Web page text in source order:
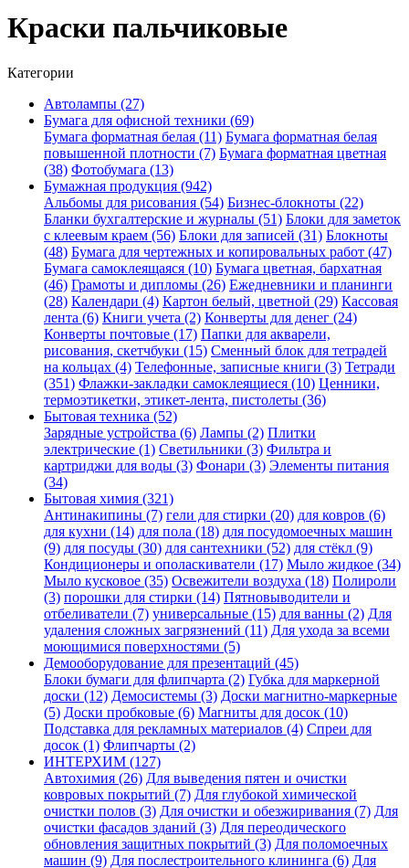
Краски пальчиковые
Категории
Автолампы (27)
Бумага для офисной техники (69)
Бумага форматная белая (11) Бумага форматная белая
повышенной плотности (7) Бумага форматная цветная
(38) Фотобумага (13)
Бумажная продукция (942)
Альбомы для рисования (54) Бизнес-блокноты (22)
Бланки бухгалтерские и журналы (51) Блоки для заметок
с клеевым краем (56) Блоки для записей (31) Блокноты
(48) Бумага для чертежных и копировальных работ (47)
Бумага самоклеящаяся (10) Бумага цветная, бархатная
(46) Грамоты и дипломы (26) Ежедневники и планинги
(28) Календари (4) Картон белый, цветной (29) Кассовая
лента (6) Книги учета (2) Конверты для денег (24)
Конверты почтовые (17) Папки для акварели,
рисования, скетчбуки (15) Сменный блок для тетрадей
на кольцах (4) Телефонные, записные книги (3) Тетради
(351) Флажки-закладки самоклеящиеся (10) Ценники,
термоэтикетки, этикет-лента, пистолеты (36)
Бытовая техника (52)
Зарядные устройства (6) Лампы (2) Плитки
электрические (1) Светильники (3) Фильтра и
картриджи для воды (3) Фонари (3) Элементы питания
(34)
Бытовая химия (321)
Антинакипины (7) гели для стирки (20) для ковров (6)
для кухни (14) для пола (18) для посудомоечных машин
(9) для посуды (30) для сантехники (52) для стёкл (9)
Кондиционеры и ополаскиватели (17) Мыло жидкое (34)
Мыло кусковое (35) Освежители воздуха (18) Полироли
(3) порошки для стирки (14) Пятновыводители и
отбеливатели (7) универсальные (15) для ванны (2) Для
удаления сложных загрязнений (11) Для ухода за всеми
моющимися поверхностями (5)
Демооборудование для презентаций (45)
Блоки бумаги для флипчарта (2) Губка для маркерной
доски (12) Демосистемы (3) Доски магнитно-маркерные
(5) Доски пробковые (6) Магниты для досок (10)
Подставка для рекламных материалов (4) Спреи для
досок (1) Флипчарты (2)
ИНТЕРХИМ (127)
Автохимия (26) Для выведения пятен и очистки
ковровых покрытий (7) Для глубокой химической
очистки полов (3) Для очистки и обезжиривания (7) Для
очистки фасадов зданий (3) Для переодического
обновления защитных покрытий (3) Для поломоечных
машин (9) Для послестроительного клининга (6) Для